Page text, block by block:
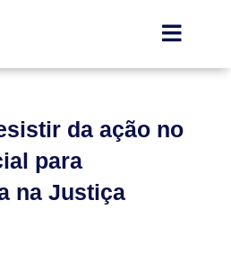
da ação no
para
na Justiça